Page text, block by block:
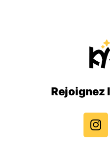
Rejoignez
n
s
t